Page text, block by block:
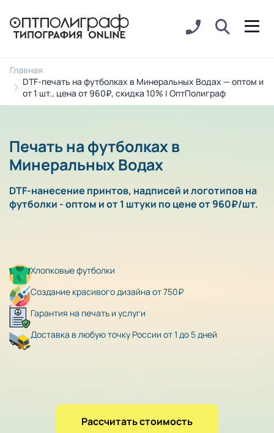
Главная
DTF-печать на футболках в Минеральных Водах — оптом и
от 1 шт., цена от 960₽, скидка 10% | ОптПолиграф
Печать на футболках в
Минеральных Водах
DTF-нанесение принтов, надписей и логотипов на
футболки - оптом и от 1 штуки по цене от 960₽/шт.
Хлопковые футболки
Создание красивого дизайна от 750₽
Гарантия на печать и услуги
Доставка в любую точку России от 1 до 5 дней
Рассчитать стоимость